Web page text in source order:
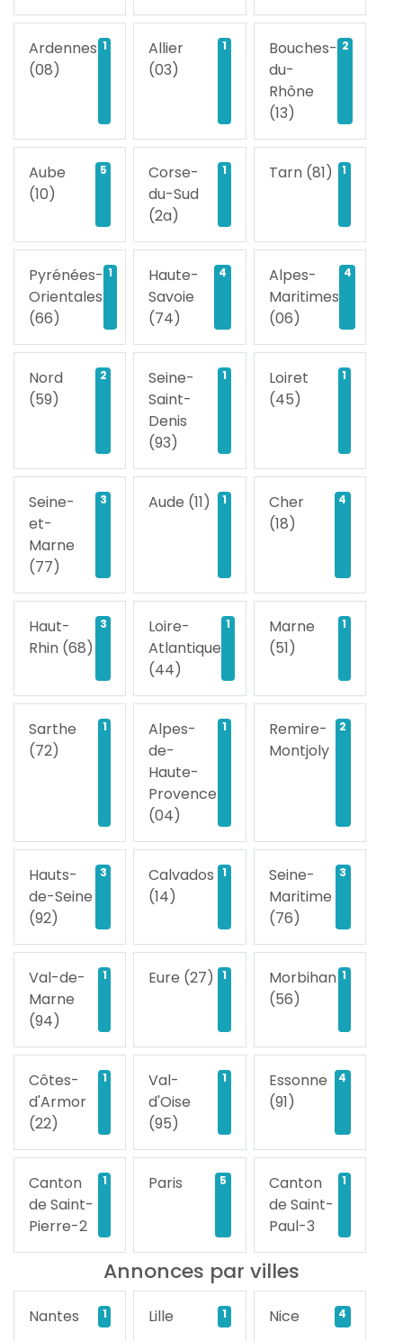
Ardennes
(08)
1
Allier
(03)
1
Bouches-
du-
Rhône
(13)
2
Aube
(10)
5
Corse-
du-Sud
(2a)
1 Tarn (81) 1
Pyrénées-
Orientales
(66)
1
Haute-
Savoie
(74)
4
Alpes-
Maritimes
(06)
4
Nord
(59)
2
Seine-
Saint-
Denis
(93)
1
Loiret
(45)
1
Seine-
et-
Marne
(77)
3 Aude (11) 1
Cher
(18)
4
Haut-
Rhin (68)
3
Loire-
Atlantique
(44)
1
Marne
(51)
1
Sarthe
(72)
1
Alpes-
de-
Haute-
Provence
(04)
1
Remire-
Montjoly
2
Hauts-
de-Seine
(92)
3
Calvados
(14)
1
Seine-
Maritime
(76)
3
Val-de-
Marne
(94)
1 Eure (27) 1
Morbihan
(56)
1
Côtes-
d'Armor
(22)
1
Val-
d'Oise
(95)
1
Essonne
(91)
4
Canton
de Saint-
Pierre-2
1 Paris 5
Canton
de Saint-
Paul-3
1
Annonces par villes
Nantes 1 Lille 1 Nice 4